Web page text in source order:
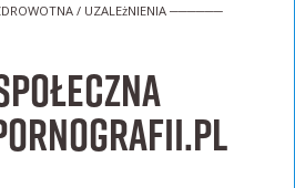
/ UZALEżNIENIA ──────